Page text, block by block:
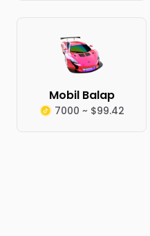
Mobil Balap
7000 ~ $99.42